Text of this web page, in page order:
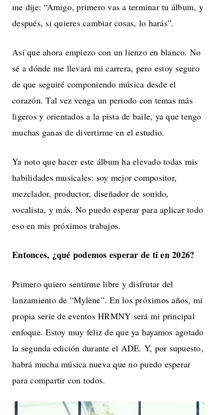
me dije: “Amigo, primero vas a terminar tu álbum, y
después, si quieres cambiar cosas, lo harás”.
Así que ahora empiezo con un lienzo en blanco. No
sé a dónde me llevará mi carrera, pero estoy seguro
de que seguiré componiendo música desde el
corazón. Tal vez venga un periodo con temas más
ligeros y orientados a la pista de baile, ya que tengo
muchas ganas de divertirme en el estudio.
Ya noto que hacer este álbum ha elevado todas mis
habilidades musicales: soy mejor compositor,
mezclador, productor, diseñador de sonido,
vocalista, y más. No puedo esperar para aplicar todo
eso en mis próximos trabajos.
Entonces, ¿qué podemos esperar de ti en 2026?
Primero quiero sentirme libre y disfrutar del
lanzamiento de “Mylène”. En los próximos años, mi
propia serie de eventos HRMNY será mi principal
enfoque. Estoy muy feliz de que ya hayamos agotado
la segunda edición durante el ADE. Y, por supuesto,
habrá mucha música nueva que no puedo esperar
para compartir con todos.